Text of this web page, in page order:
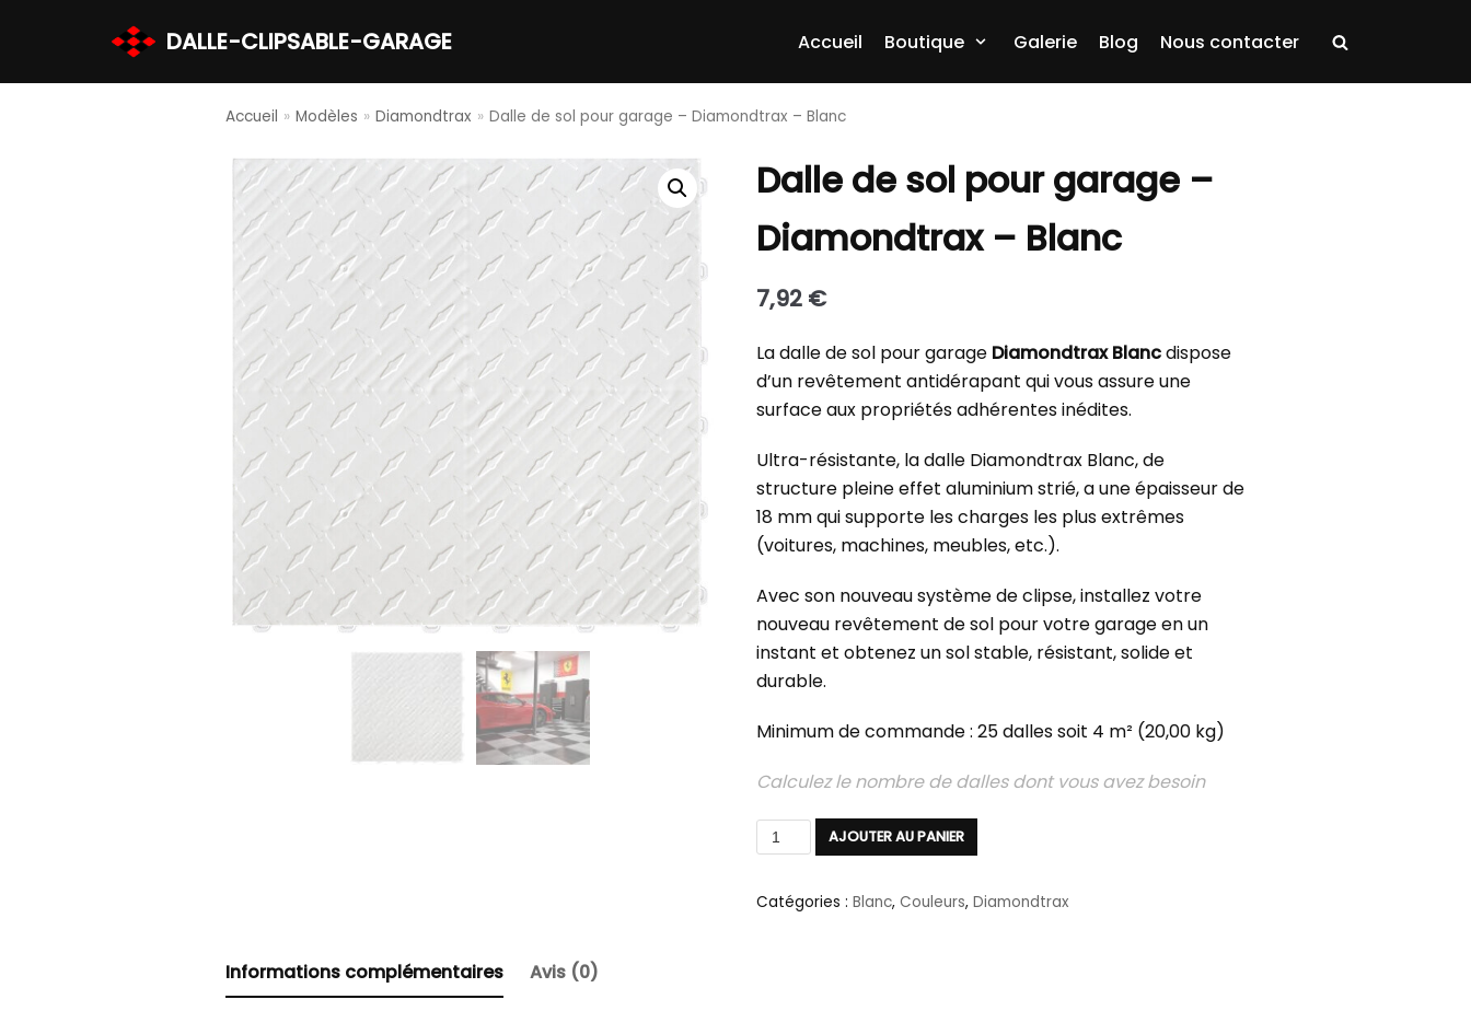
au
DALLE-CLIPSABLE-GARAGE Accueil Boutique Galerie Blog Nous contacter
Accueil » Modèles » Diamondtrax » Dalle de sol pour garage – Diamondtrax – Blanc
Dalle de sol pour garage –
Diamondtrax – Blanc
7,92 €
La dalle de sol pour garage Diamondtrax Blancdispose
d’un revêtement antidérapant qui vous assure une
surface aux propriétés adhérentes inédites.
Ultra-résistante, la dalle Diamondtrax Blanc, de
structure pleine effet aluminium strié, a une épaisseur de
18 mm qui supporte les charges les plus extrêmes
(voitures, machines, meubles, etc.).
Avec son nouveau système de clipse, installez votre
nouveau revêtement de sol pour votre garage en un
instant et obtenez un sol stable, résistant, solide et
durable.
Minimum de commande : 25 dalles soit 4 m² (20,00 kg)
Calculez le nombre de dalles dont vous avez besoin
AJOUTER AU PANIER
Catégories : Blanc, Couleurs, Diamondtrax
Informations complémentaires Avis (0)